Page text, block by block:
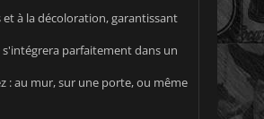
à la décoloration, garantissant
parfaitement dans un
: au mur, sur une porte, ou même